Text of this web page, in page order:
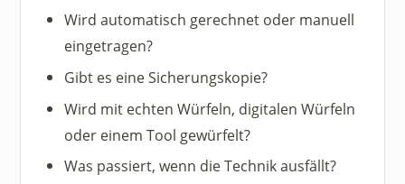
Wird automatisch gerechnet oder manuell
eingetragen?
Gibt es eine Sicherungskopie?
Wird mit echten Würfeln, digitalen Würfeln
oder einem Tool gewürfelt?
Was passiert, wenn die Technik ausfällt?